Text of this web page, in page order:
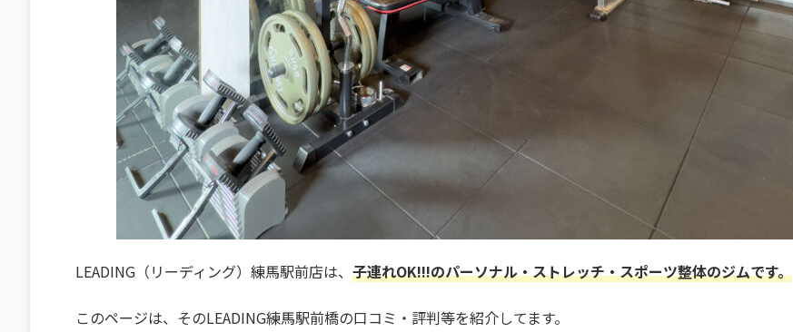
LEADING（リーディング）練馬駅前店は、 子連れOK!!!のパーソナル・ストレッチ・スポーツ整体のジムです。
このページは、そのLEADING練馬駅前橋の口コミ・評判等を紹介してます。